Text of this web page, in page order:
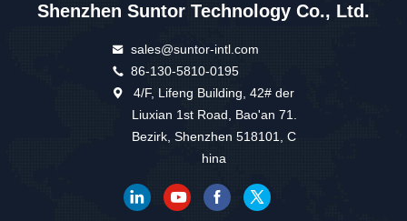
Shenzhen Suntor Technology Co., Ltd.
sales@suntor-intl.com
86-130-5810-0195
4/F, Lifeng Building, 42# der
Liuxian 1st Road, Bao'an 71.
Bezirk, Shenzhen 518101, C
hina